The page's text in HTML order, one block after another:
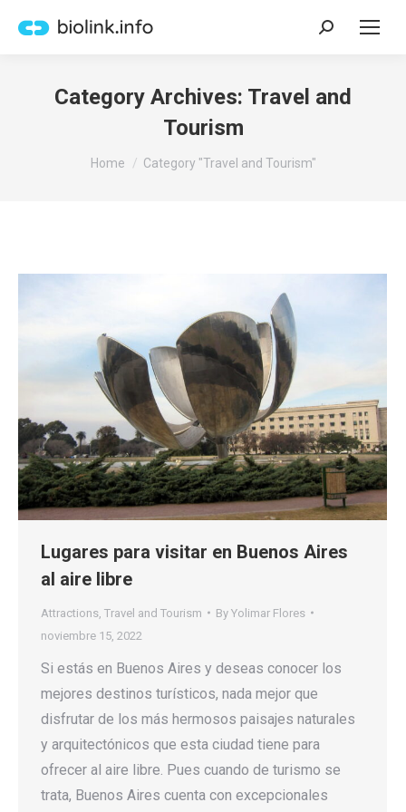
Search:
Category Archives: Travel and
Tourism
You are here:
Home Category "Travel and Tourism"
Lugares para visitar en Buenos Aires
al aire libre
Attractions Travel and Tourism By Yolimar Flores
noviembre 15, 2022
Si estás en Buenos Aires y deseas conocer los
mejores destinos turísticos, nada mejor que
disfrutar de los más hermosos paisajes naturales
y arquitectónicos que esta ciudad tiene para
ofrecer al aire libre. Pues cuando de turismo se
trata, Buenos Aires cuenta con excepcionales